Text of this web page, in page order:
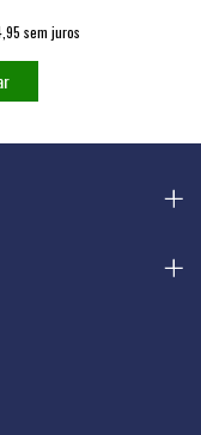
sem juros